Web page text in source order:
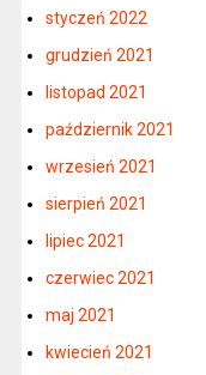
styczeń 2022
grudzień 2021
listopad 2021
październik 2021
wrzesień 2021
sierpień 2021
lipiec 2021
czerwiec 2021
maj 2021
kwiecień 2021